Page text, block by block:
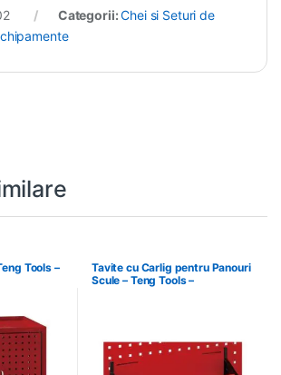
Categorii:Chei si Seturi de
Tools –
Tavite cu Carlig pentru Panouri
Scule – Teng Tools –